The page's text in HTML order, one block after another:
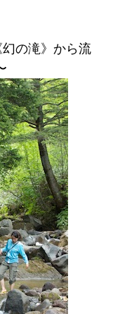
の滝》から流